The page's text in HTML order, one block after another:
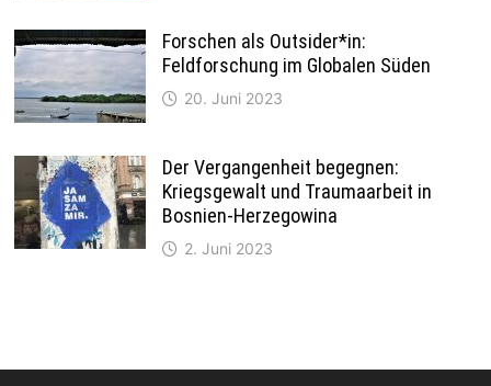
Forschen als Outsider*in:
Feldforschung im Globalen Süden
20. Juni 2023
Der Vergangenheit begegnen:
Kriegsgewalt und Traumaarbeit in
Bosnien-Herzegowina
2. Juni 2023